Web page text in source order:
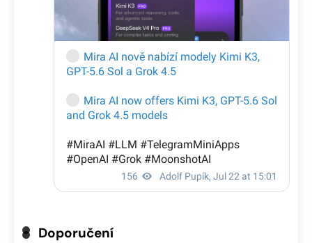
Doporučení